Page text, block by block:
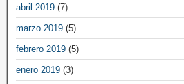
abril 2019 (7)
marzo 2019 (5)
febrero 2019 (5)
enero 2019 (3)